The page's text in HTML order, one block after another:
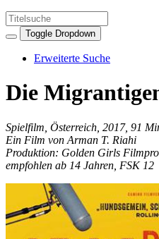
Toggle Dropdown
Erweiterte Suche
Die
Spielfilm, Österreich, 2017, 91
Ein Film von Arman T. Riahi
Produktion: Golden Girls
empfohlen ab 14 Jahren, FSK 12